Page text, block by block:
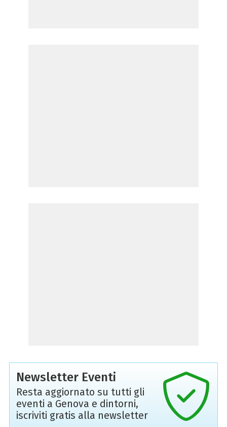
Newsletter Eventi
Resta aggiornato su tutti gli
eventi a Genova e dintorni,
iscriviti gratis alla newsletter